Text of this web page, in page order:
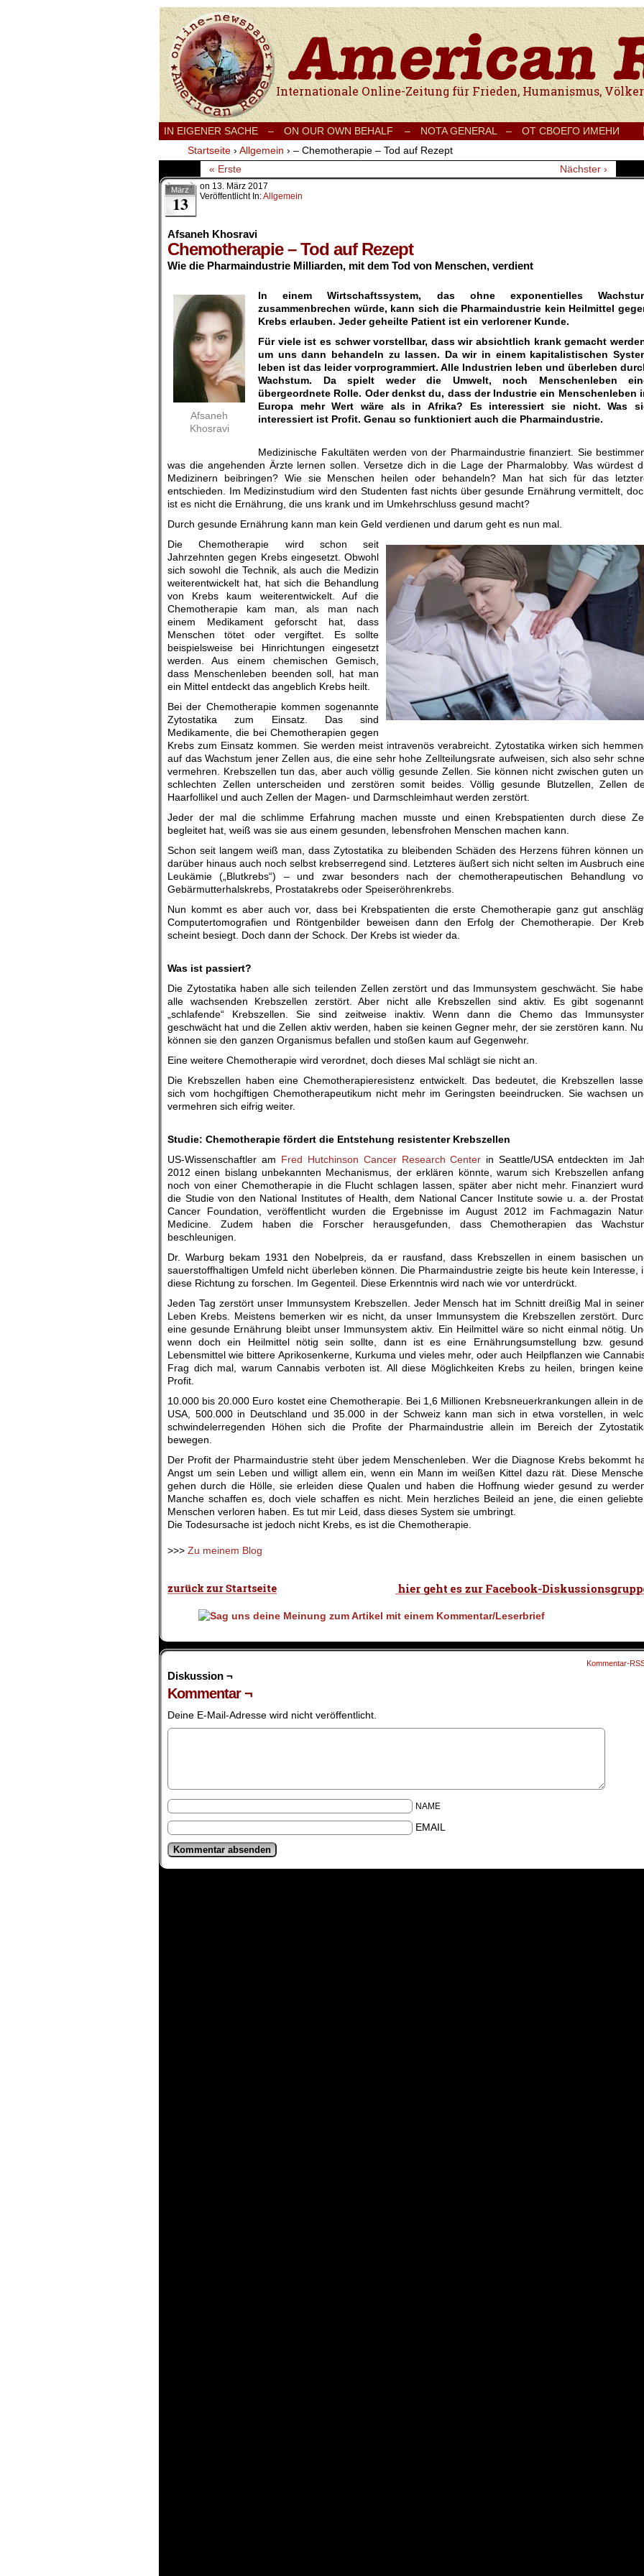
Internationale Onlinezeitung für Frieden, Humanismus, Völkerverständigung und
IN EIGENER SACHE – ON OUR OWN BEHALF – NOTA GENERAL –
ОТ СВОЕГО ИМЕНИ
Startseite › Allgemein › – Chemotherapie – Tod auf Rezept
« Erste
Nächster ›
März
13
on 13. März 2017
Veröffentlicht In:Allgemein
Afsaneh Khosravi
Chemotherapie – Tod auf Rezept
Wie die Pharmaindustrie Milliarden, mit dem Tod von Menschen, verdient
Afsaneh
Khosravi
In einem Wirtschaftssystem, das ohne exponentielles
zusammenbrechen würde, kann sich die Pharmaindustrie kein Heilmittel
Krebs erlauben. Jeder geheilte Patient ist ein verlorener Kunde.
Für viele ist es schwer vorstellbar, dass wir absichtlich krank gemacht
um uns dann behandeln zu lassen. Da wir in einem kapitalistischen
leben ist das leider vorprogrammiert. Alle Industrien leben und überleben
Wachstum. Da spielt weder die Umwelt, noch Menschenleben
übergeordnete Rolle. Oder denkst du, dass der Industrie ein Menschenleben
Europa mehr Wert wäre als in Afrika? Es interessiert sie nicht. Was
interessiert ist Profit. Genau so funktioniert auch die Pharmaindustrie.
Medizinische Fakultäten werden von der Pharmaindustrie finanziert. Sie
was die angehenden Ärzte lernen sollen. Versetze dich in die Lage der Pharmalobby. Was würdest
Medizinern beibringen? Wie sie Menschen heilen oder behandeln? Man hat sich für das
entschieden. Im Medizinstudium wird den Studenten fast nichts über gesunde Ernährung vermittelt,
ist es nicht die Ernährung, die uns krank und im Umkehrschluss gesund macht?
Durch gesunde Ernährung kann man kein Geld verdienen und darum geht es nun mal.
Die Chemotherapie wird schon seit
Jahrzehnten gegen Krebs eingesetzt. Obwohl
sich sowohl die Technik, als auch die Medizin
weiterentwickelt hat, hat sich die Behandlung
von Krebs kaum weiterentwickelt. Auf die
Chemotherapie kam man, als man nach
einem Medikament geforscht hat, dass
Menschen tötet oder vergiftet. Es sollte
beispielsweise bei Hinrichtungen eingesetzt
werden. Aus einem chemischen Gemisch,
dass Menschenleben beenden soll, hat man
ein Mittel entdeckt das angeblich Krebs heilt.
Bei der Chemotherapie kommen sogenannte
Zytostatika zum Einsatz. Das sind
Medikamente, die bei Chemotherapien gegen
Krebs zum Einsatz kommen. Sie werden meist intravenös verabreicht. Zytostatika wirken sich
auf das Wachstum jener Zellen aus, die eine sehr hohe Zellteilungsrate aufweisen, sich also sehr
vermehren. Krebszellen tun das, aber auch völlig gesunde Zellen. Sie können nicht zwischen guten
schlechten Zellen unterscheiden und zerstören somit beides. Völlig gesunde Blutzellen, Zellen
Haarfollikel und auch Zellen der Magen- und Darmschleimhaut werden zerstört.
Jeder der mal die schlimme Erfahrung machen musste und einen Krebspatienten durch diese
begleitet hat, weiß was sie aus einem gesunden, lebensfrohen Menschen machen kann.
Schon seit langem weiß man, dass Zytostatika zu bleibenden Schäden des Herzens führen können
darüber hinaus auch noch selbst krebserregend sind. Letzteres äußert sich nicht selten im Ausbruch
Leukämie („Blutkrebs“) – und zwar besonders nach der chemotherapeutischen Behandlung
Gebärmutterhalskrebs, Prostatakrebs oder Speiseröhrenkrebs.
Nun kommt es aber auch vor, dass bei Krebspatienten die erste Chemotherapie ganz gut
Computertomografien und Röntgenbilder beweisen dann den Erfolg der Chemotherapie. Der
scheint besiegt. Doch dann der Schock. Der Krebs ist wieder da.
Was ist passiert?
Die Zytostatika haben alle sich teilenden Zellen zerstört und das Immunsystem geschwächt. Sie
alle wachsenden Krebszellen zerstört. Aber nicht alle Krebszellen sind aktiv. Es gibt
„schlafende“ Krebszellen. Sie sind zeitweise inaktiv. Wenn dann die Chemo das
geschwächt hat und die Zellen aktiv werden, haben sie keinen Gegner mehr, der sie zerstören kann.
können sie den ganzen Organismus befallen und stoßen kaum auf Gegenwehr.
Eine weitere Chemotherapie wird verordnet, doch dieses Mal schlägt sie nicht an.
Die Krebszellen haben eine Chemotherapieresistenz entwickelt. Das bedeutet, die Krebszellen
sich vom hochgiftigen Chemotherapeutikum nicht mehr im Geringsten beeindrucken. Sie wachsen
vermehren sich eifrig weiter.
Studie: Chemotherapie fördert die Entstehung resistenter Krebszellen
US-Wissenschaftler am Fred Hutchinson Cancer Research Center in Seattle/USA entdeckten im
2012 einen bislang unbekannten Mechanismus, der erklären könnte, warum sich Krebszellen
noch von einer Chemotherapie in die Flucht schlagen lassen, später aber nicht mehr. Finanziert
die Studie von den National Institutes of Health, dem National Cancer Institute sowie u. a. der
Cancer Foundation, veröffentlicht wurden die Ergebnisse im August 2012 im Fachmagazin
Medicine. Zudem haben die Forscher herausgefunden, dass Chemotherapien das
beschleunigen.
Dr. Warburg bekam 1931 den Nobelpreis, da er rausfand, dass Krebszellen in einem basischen
sauerstoffhaltigen Umfeld nicht überleben können. Die Pharmaindustrie zeigte bis heute kein Interesse,
diese Richtung zu forschen. Im Gegenteil. Diese Erkenntnis wird nach wie vor unterdrückt.
Jeden Tag zerstört unser Immunsystem Krebszellen. Jeder Mensch hat im Schnitt dreißig Mal in
Leben Krebs. Meistens bemerken wir es nicht, da unser Immunsystem die Krebszellen zerstört.
eine gesunde Ernährung bleibt unser Immunsystem aktiv. Ein Heilmittel wäre so nicht einmal nötig.
wenn doch ein Heilmittel nötig sein sollte, dann ist es eine Ernährungsumstellung bzw.
Lebensmittel wie bittere Aprikosenkerne, Kurkuma und vieles mehr, oder auch Heilpflanzen wie
Frag dich mal, warum Cannabis verboten ist. All diese Möglichkeiten Krebs zu heilen, bringen
Profit.
10.000 bis 20.000 Euro kostet eine Chemotherapie. Bei 1,6 Millionen Krebsneuerkrankungen allein in
USA, 500.000 in Deutschland und 35.000 in der Schweiz kann man sich in etwa vorstellen, in
schwindelerregenden Höhen sich die Profite der Pharmaindustrie allein im Bereich der
bewegen.
Der Profit der Pharmaindustrie steht über jedem Menschenleben. Wer die Diagnose Krebs bekommt
Angst um sein Leben und willigt allem ein, wenn ein Mann im weißen Kittel dazu rät. Diese
gehen durch die Hölle, sie erleiden diese Qualen und haben die Hoffnung wieder gesund zu
Manche schaffen es, doch viele schaffen es nicht. Mein herzliches Beileid an jene, die einen
Menschen verloren haben. Es tut mir Leid, dass dieses System sie umbringt.
Die Todesursache ist jedoch nicht Krebs, es ist die Chemotherapie.
>>> Zu meinem Blog
Kommentar-
Diskussion ¬
Kommentar ¬
Deine E-Mail-Adresse wird nicht veröffentlicht.
NAME
EMAIL